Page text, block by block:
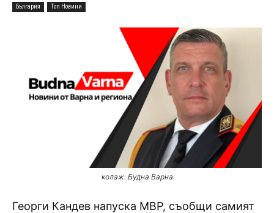
България Топ Новини
колаж: Будна Варна
Георги Кандев напуска МВР, съобщи самият